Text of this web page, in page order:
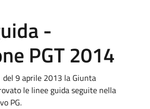
-
PGT 2014
del 9 aprile 2013 la Giunta
le linee guida seguite nella
PG.